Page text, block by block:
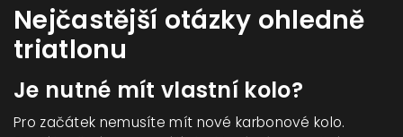
Nejčastější otázky ohledně
triatlonu
Je nutné mít vlastní kolo?
Pro začátek nemusíte mít nové karbonové kolo.